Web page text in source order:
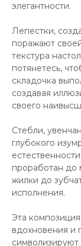
элегантности.
Лепестки,
поражают
текстура
потянетесь,
складочка
создавая
своего
Стебли,
глубокого
проработан до
жилки до
исполнения.
Эта
вдохновения и
символизируют